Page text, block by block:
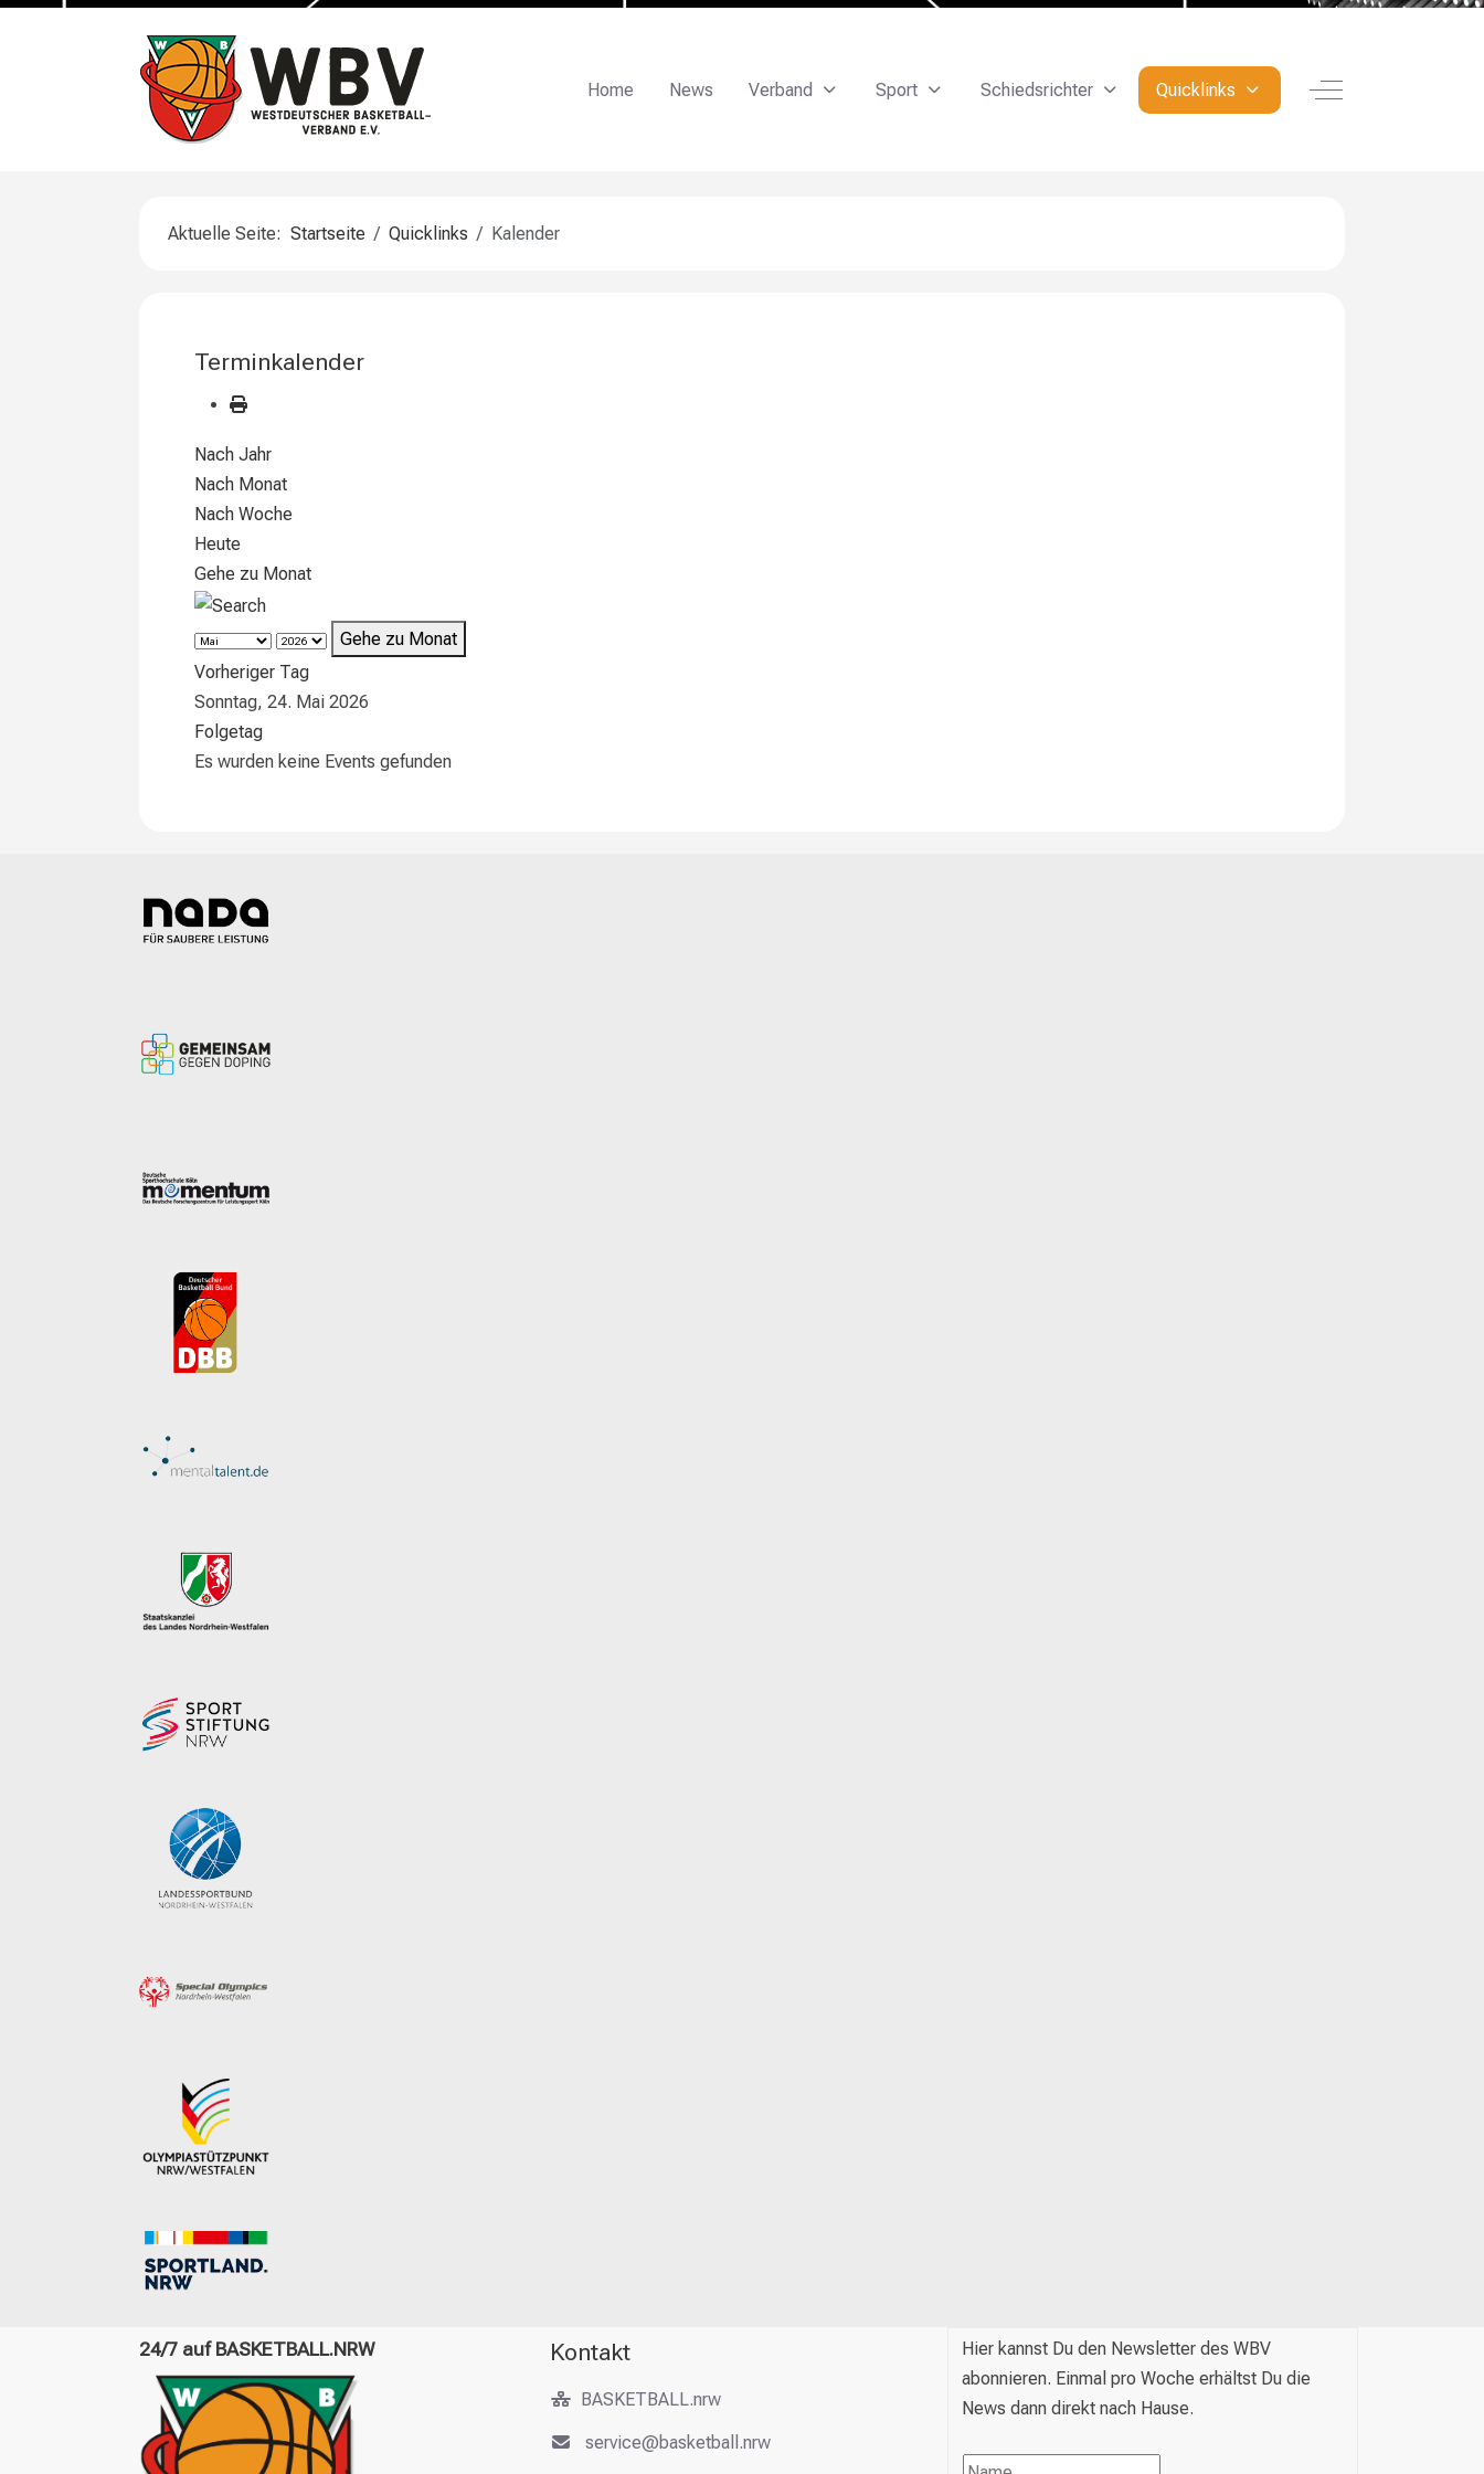
Home News Verband Sport Schiedsrichter Quicklinks Off-Canvas Toggle
Aktuelle Seite: Startseite Quicklinks Kalender
Terminkalender
Nach Jahr
Nach Monat
Nach Woche
Heute
Gehe zu Monat
Gehe zu Monat
Vorheriger Tag
Sonntag, 24. Mai 2026
Folgetag
Es wurden keine Events gefunden
24/7 auf BASKETBALL.NRW Kontakt
BASKETBALL.nrw
service@basketball.nrw
Hier kannst Du den Newsletter des WBV
abonnieren. Einmal pro Woche erhältst Du die
News dann direkt nach Hause.